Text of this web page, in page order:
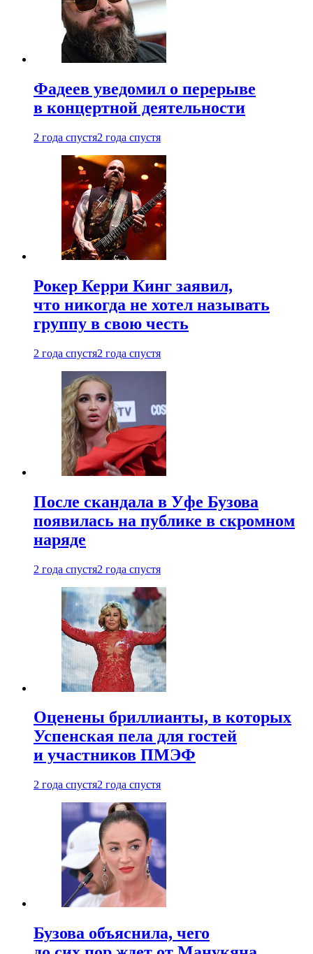
Фадеев уведомил о перерыве
в концертной деятельности
2 года спустя2 года спустя
Рокер Керри Кинг заявил,
что никогда не хотел называть
группу в свою честь
2 года спустя2 года спустя
После скандала в Уфе Бузова
появилась на публике в скромном
наряде
2 года спустя2 года спустя
Оценены бриллианты, в которых
Успенская пела для гостей
и участников ПМЭФ
2 года спустя2 года спустя
Бузова объяснила, чего